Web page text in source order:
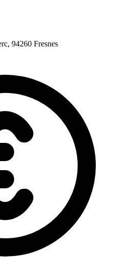
94260 Fresnes